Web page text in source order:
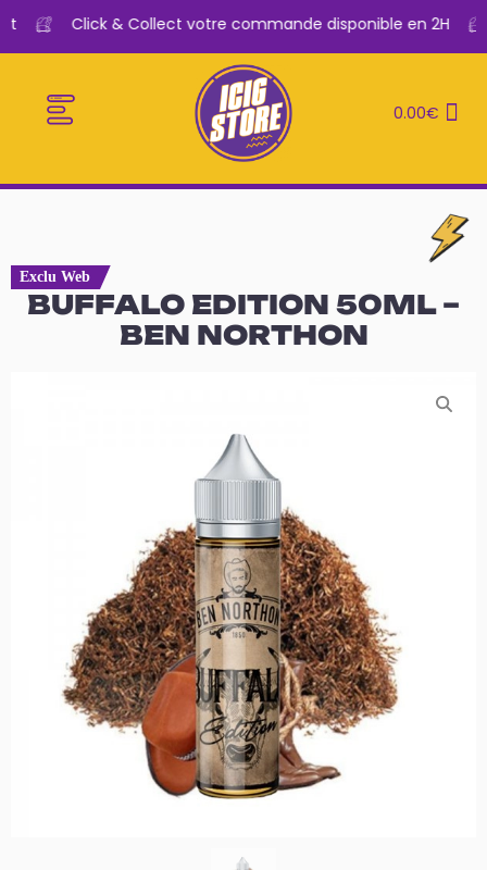
Click & Collect votre commande disponible en 2H
0.00€
Exclu Web
BUFFALO EDITION 50ML –
BEN NORTHON